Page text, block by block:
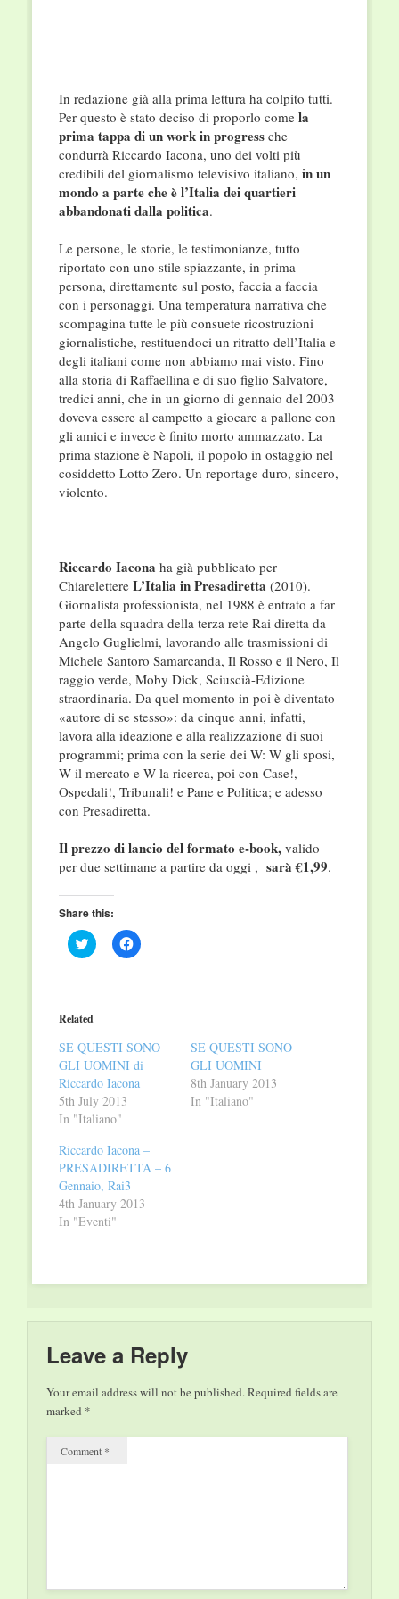
In redazione già alla prima lettura ha colpito tutti.
Per questo è stato deciso di proporlo come la
prima tappa di un work in progressche
condurrà Riccardo Iacona, uno dei volti più
credibili del giornalismo televisivo italiano, in un
mondo a parte che è l’Italia dei quartieri
abbandonati dalla politica.
Le persone, le storie, le testimonianze, tutto
riportato con uno stile spiazzante, in prima
persona, direttamente sul posto, faccia a faccia
con i personaggi. Una temperatura narrativa che
scompagina tutte le più consuete ricostruzioni
giornalistiche, restituendoci un ritratto dell’Italia e
degli italiani come non abbiamo mai visto. Fino
alla storia di Raffaellina e di suo figlio Salvatore,
tredici anni, che in un giorno di gennaio del 2003
doveva essere al campetto a giocare a pallone con
gli amici e invece è finito morto ammazzato. La
prima stazione è Napoli, il popolo in ostaggio nel
cosiddetto Lotto Zero. Un reportage duro, sincero,
violento.
Riccardo Iacona ha già pubblicato per
Chiarelettere L’Italia in Presadiretta (2010).
Giornalista professionista, nel 1988 è entrato a far
parte della squadra della terza rete Rai diretta da
Angelo Guglielmi, lavorando alle trasmissioni di
Michele Santoro Samarcanda, Il Rosso e il Nero, Il
raggio verde, Moby Dick, Sciuscià-Edizione
straordinaria. Da quel momento in poi è diventato
«autore di se stesso»: da cinque anni, infatti,
lavora alla ideazione e alla realizzazione di suoi
programmi; prima con la serie dei W: W gli sposi,
W il mercato e W la ricerca, poi con Case!,
Ospedali!, Tribunali! e Pane e Politica; e adesso
con Presadiretta.
Il prezzo di lancio del formato e-book, valido
per due settimane a partire da oggi , sarà €1,99.
Share this:
Click
to
(Opens
in
new
Click
to
Related
SE QUESTI SONO
GLI UOMINI di
Riccardo Iacona
5th July 2013
In "Italiano"
SE QUESTI SONO
GLI UOMINI
8th January 2013
In "Italiano"
Riccardo Iacona –
PRESADIRETTA – 6
Gennaio, Rai3
4th January 2013
In "Eventi"
Leave a Reply
Your email address will not be published.Required fields are
marked *
Comment *